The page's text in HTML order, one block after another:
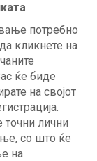
потребно
кликнете на
ќе биде
на својот
точни лични
со што ќе
на